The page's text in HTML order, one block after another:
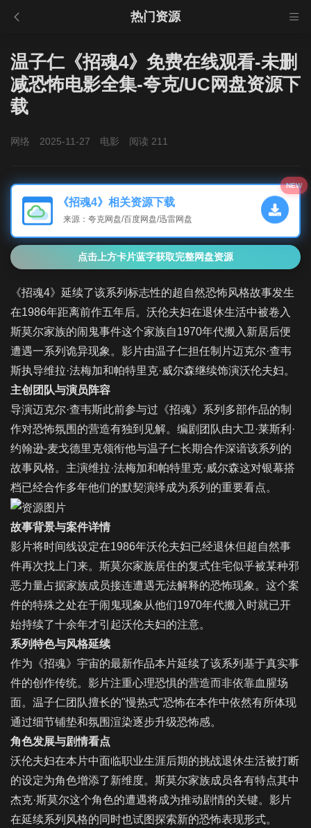
热门资源
温子仁《招魂4》免费在线观看-未删
减恐怖电影全集-夸克/UC网盘资源下
载
网络 2025-11-27 电影 阅读 211
《招魂4》相关资源下载
来源：夸克网盘/百度网盘/迅雷网盘
NEW
点击上方卡片蓝字获取完整网盘资源
《招魂4》延续了该系列标志性的超自然恐怖风格故事发生
在1986年距离前作五年后。沃伦夫妇在退休生活中被卷入
斯莫尔家族的闹鬼事件这个家族自1970年代搬入新居后便
遭遇一系列诡异现象。影片由温子仁担任制片迈克尔·查韦
斯执导维拉·法梅加和帕特里克·威尔森继续饰演沃伦夫妇。
主创团队与演员阵容
导演迈克尔·查韦斯此前参与过《招魂》系列多部作品的制
作对恐怖氛围的营造有独到见解。编剧团队由大卫·莱斯利·
约翰逊-麦戈德里克领衔他与温子仁长期合作深谙该系列的
故事风格。主演维拉·法梅加和帕特里克·威尔森这对银幕搭
档已经合作多年他们的默契演绎成为系列的重要看点。
故事背景与案件详情
影片将时间线设定在1986年沃伦夫妇已经退休但超自然事
件再次找上门来。斯莫尔家族居住的复式住宅似乎被某种邪
恶力量占据家族成员接连遭遇无法解释的恐怖现象。这个案
件的特殊之处在于闹鬼现象从他们1970年代搬入时就已开
始持续了十余年才引起沃伦夫妇的注意。
系列特色与风格延续
作为《招魂》宇宙的最新作品本片延续了该系列基于真实事
件的创作传统。影片注重心理恐惧的营造而非依靠血腥场
面。温子仁团队擅长的"慢热式"恐怖在本作中依然有所体现
通过细节铺垫和氛围渲染逐步升级恐怖感。
角色发展与剧情看点
沃伦夫妇在本片中面临职业生涯后期的挑战退休生活被打断
的设定为角色增添了新维度。斯莫尔家族成员各有特点其中
杰克·斯莫尔这个角色的遭遇将成为推动剧情的关键。影片
在延续系列风格的同时也试图探索新的恐怖表现形式。